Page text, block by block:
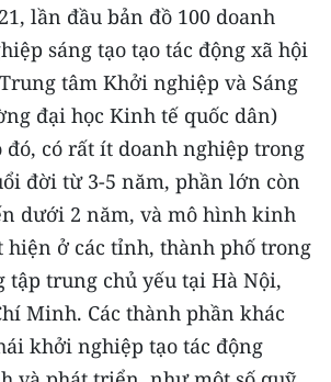
lần đầu bản đồ 100 doanh
sáng tạo tạo tác động xã hội
tâm Khởi nghiệp và Sáng
đại học Kinh tế quốc dân)
đó, có rất ít doanh nghiệp trong
đời từ 3-5 năm, phần lớn còn
dưới 2 năm, và mô hình kinh
hiện ở các tỉnh, thành phố trong
tập trung chủ yếu tại Hà Nội,
Minh. Các thành phần khác
khởi nghiệp tạo tác động